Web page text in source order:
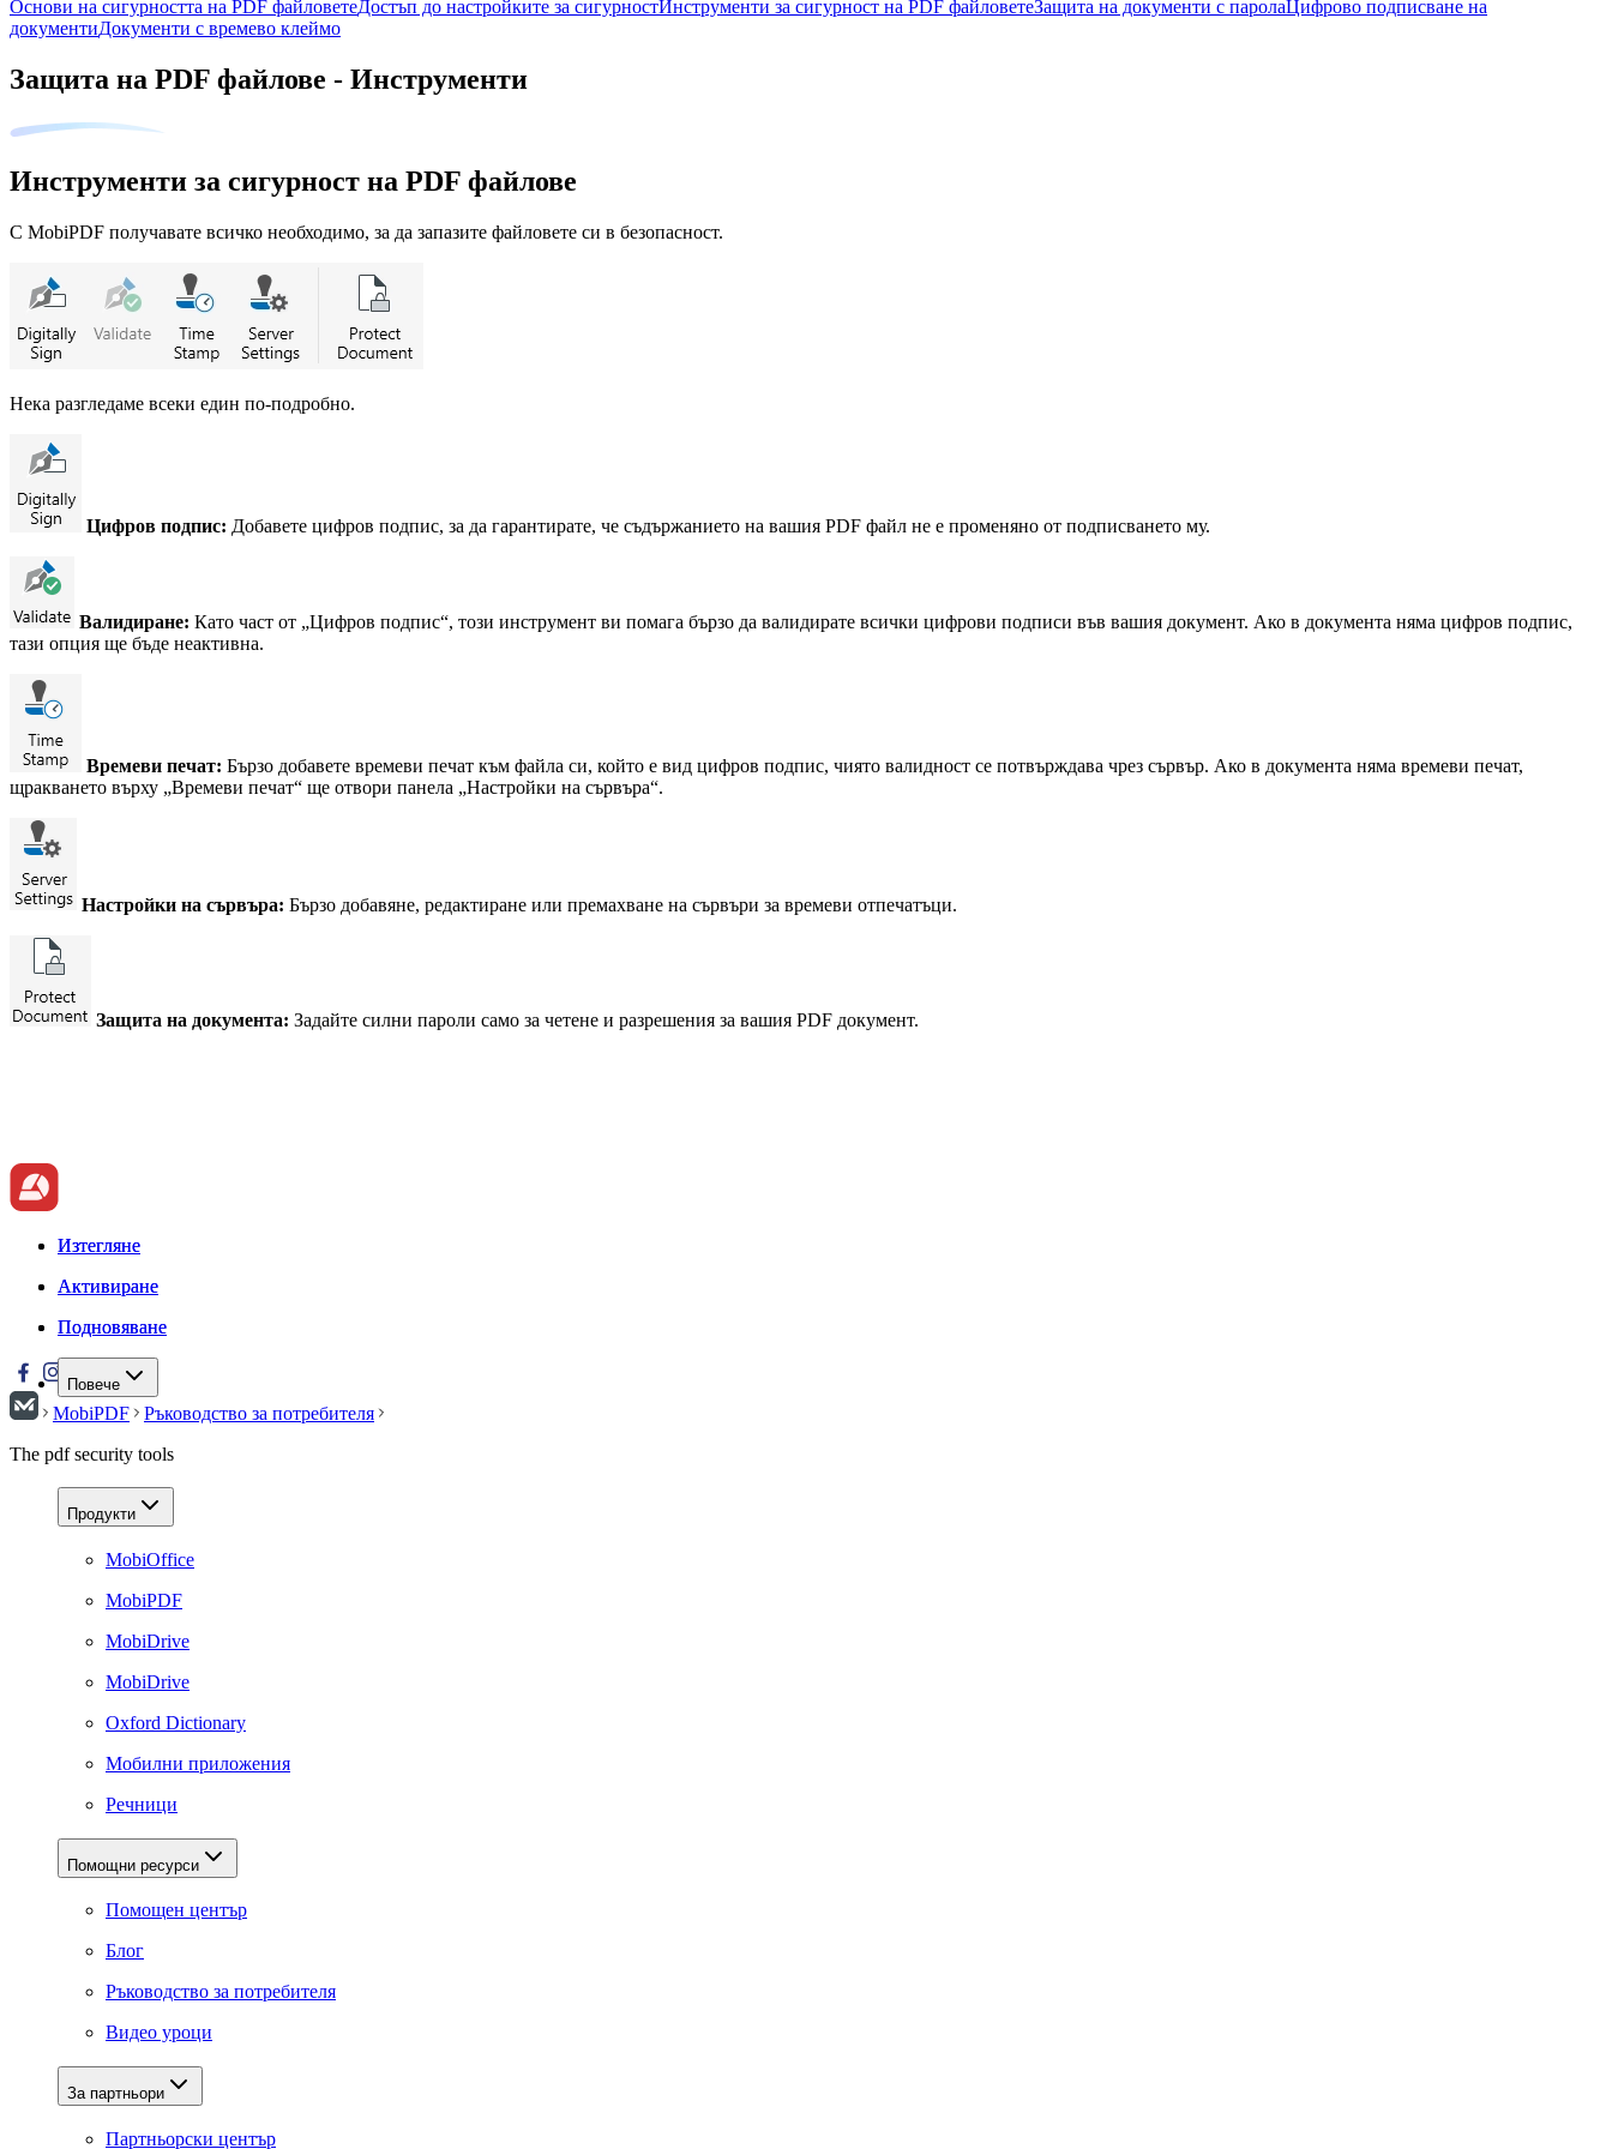
Основи на сигурността на PDF файловетеДостъп до настройките за сигурностИнструменти за сигурност на PDF файловетеЗащита на документи с паролаЦифрово подписване на
документиДокументи с времево клеймо
Защита на PDF файлове - Инструменти
Инструменти за сигурност на PDF файлове
С MobiPDF получавате всичко необходимо, за да запазите файловете си в безопасност.
Нека разгледаме всеки един по-подробно.
Цифров подпис: Добавете цифров подпис, за да гарантирате, че съдържанието на вашия PDF файл не е променяно от подписването му.
Валидиране: Като част от „Цифров подпис“, този инструмент ви помага бързо да валидирате всички цифрови подписи във вашия документ. Ако в документа няма цифров подпис,
тази опция ще бъде неактивна.
Времеви печат: Бързо добавете времеви печат към файла си, който е вид цифров подпис, чиято валидност се потвърждава чрез сървър. Ако в документа няма времеви печат,
щракването върху „Времеви печат“ ще отвори панела „Настройки на сървъра“.
Настройки на сървъра: Бързо добавяне, редактиране или премахване на сървъри за времеви отпечатъци.
Защита на документа: Задайте силни пароли само за четене и разрешения за вашия PDF документ.
Изтегляне
Активиране
Подновяване
Повече
Изтегляне
Активиране
Подновяване
MobiPDF
Ръководство за потребителя
The pdf security tools
Продукти
MobiOffice
MobiPDF
MobiDrive
MobiDrive
Oxford Dictionary
Мобилни приложения
Речници
Помощни ресурси
Помощен център
Блог
Ръководство за потребителя
Видео уроци
За партньори
Партньорски център